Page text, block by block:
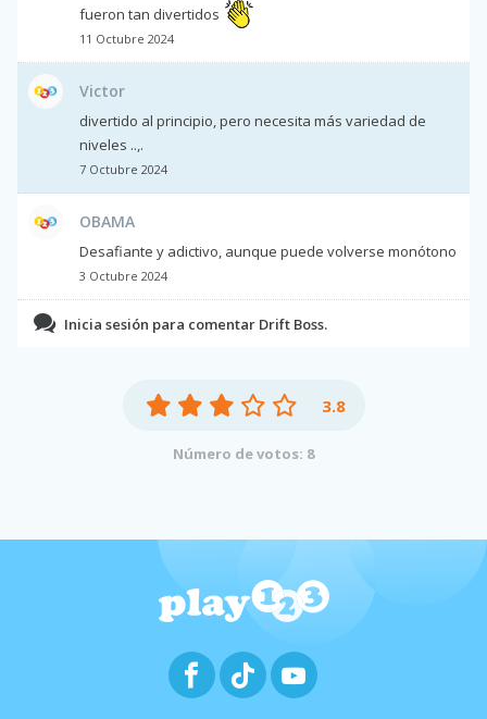
fueron tan divertidos
11 Octubre 2024
Victor
divertido al principio, pero necesita más variedad de
niveles ..,.
7 Octubre 2024
OBAMA
Desafiante y adictivo, aunque puede volverse monótono
3 Octubre 2024
Inicia sesión para comentar Drift Boss.
3.8
Número de votos: 8